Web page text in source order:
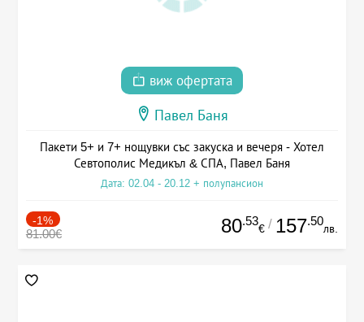
виж офертата
Павел Баня
Пакети 5+ и 7+ нощувки със закуска и вечеря - Хотел
Севтополис Медикъл & СПА, Павел Баня
Дата: 02.04 - 20.12 + полупансион
-1%
81.00€ 80.53
€ / 157.50
лв.